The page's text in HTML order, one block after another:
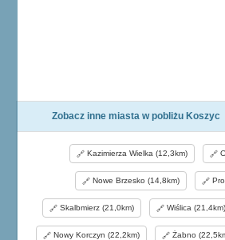
Zobacz inne miasta w pobliżu Koszyc
Kazimierza Wielka (12,3km)
Nowe Brzesko (14,8km)
Skalbmierz (21,0km) Wiślica (21,4km)
Nowy Korczyn (22,2km) Żabno